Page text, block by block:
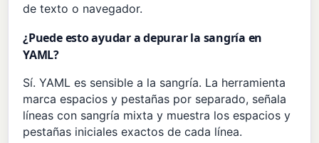
de texto o navegador.
¿Puede esto ayudar a depurar la sangría en
YAML?
Sí. YAML es sensible a la sangría. La herramienta
marca espacios y pestañas por separado, señala
líneas con sangría mixta y muestra los espacios y
pestañas iniciales exactos de cada línea.